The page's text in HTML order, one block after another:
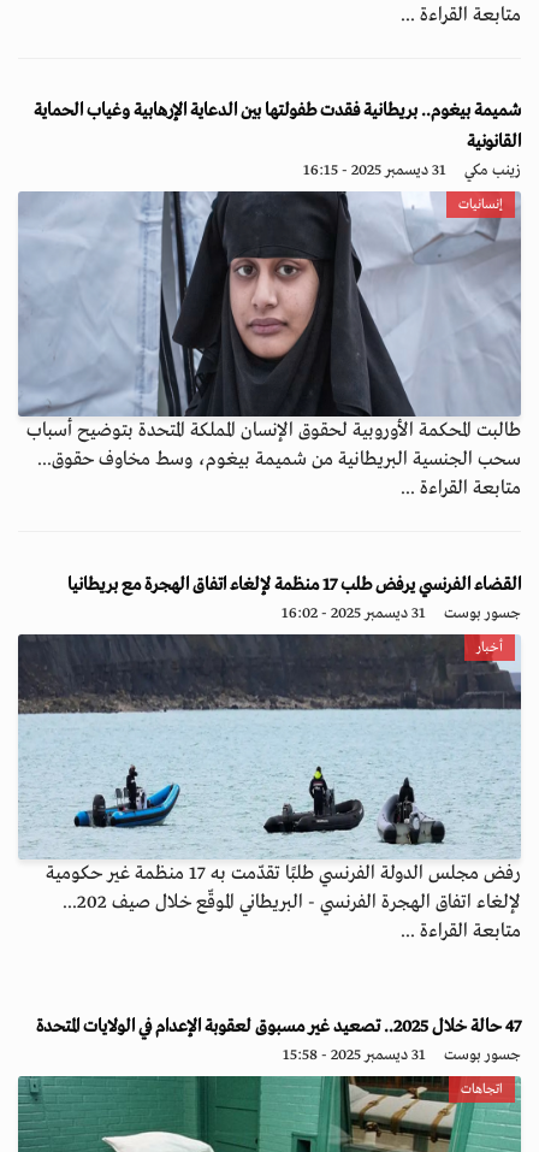
متابعة القراءة ...
شميمة بيغوم.. بريطانية فقدت طفولتها بين الدعاية الإرهابية وغياب الحماية
القانونية
زينب مكي 31 ديسمبر 2025 - 16:15
إنسانيات
طالبت المحكمة الأوروبية لحقوق الإنسان المملكة المتحدة بتوضيح أسباب
سحب الجنسية البريطانية من شميمة بيغوم، وسط مخاوف حقوق...
متابعة القراءة ...
القضاء الفرنسي يرفض طلب 17 منظمة لإلغاء اتفاق الهجرة مع بريطانيا
جسور بوست 31 ديسمبر 2025 - 16:02
أخبار
رفض مجلس الدولة الفرنسي طلبًا تقدّمت به 17 منظمة غير حكومية
لإلغاء اتفاق الهجرة الفرنسي - البريطاني الموقّع خلال صيف 202...
متابعة القراءة ...
47 حالة خلال 2025.. تصعيد غير مسبوق لعقوبة الإعدام في الولايات المتحدة
جسور بوست 31 ديسمبر 2025 - 15:58
اتجاهات